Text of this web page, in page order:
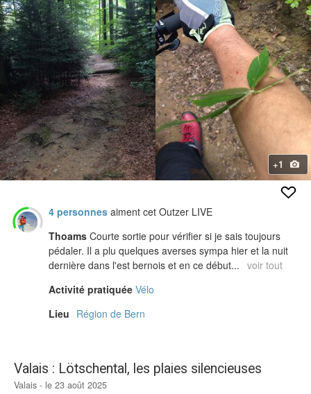
+1
4 personnes aiment cet Outzer LIVE
Thoams Courte sortie pour vérifier si je sais toujours
pédaler. Il a plu quelques averses sympa hier et la nuit
dernière dans l'est bernois et en ce début... voir tout
Activité pratiquée Vélo
Lieu Région de Bern
Valais : Lötschental, les plaies silencieuses
Valais - le 23 août 2025